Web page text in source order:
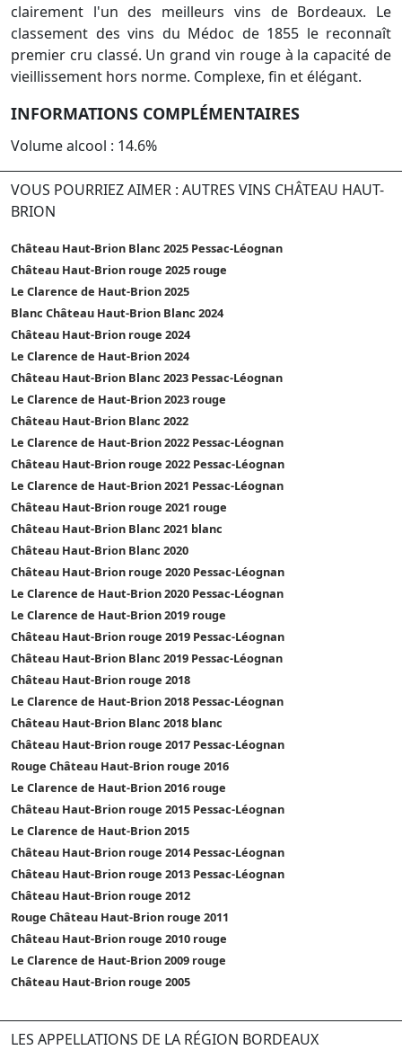
clairement l'un des meilleurs vins de Bordeaux. Le
classement des vins du Médoc de 1855 le reconnaît
premier cru classé. Un grand vin rouge à la capacité de
vieillissement hors norme. Complexe, fin et élégant.
INFORMATIONS COMPLÉMENTAIRES
Volume alcool : 14.6%
VOUS POURRIEZ AIMER : AUTRES VINS CHÂTEAU HAUT-
BRION
Château Haut-Brion Blanc 2025 Pessac-Léognan
Château Haut-Brion rouge 2025 rouge
Le Clarence de Haut-Brion 2025
Blanc Château Haut-Brion Blanc 2024
Château Haut-Brion rouge 2024
Le Clarence de Haut-Brion 2024
Château Haut-Brion Blanc 2023 Pessac-Léognan
Le Clarence de Haut-Brion 2023 rouge
Château Haut-Brion Blanc 2022
Le Clarence de Haut-Brion 2022 Pessac-Léognan
Château Haut-Brion rouge 2022 Pessac-Léognan
Le Clarence de Haut-Brion 2021 Pessac-Léognan
Château Haut-Brion rouge 2021 rouge
Château Haut-Brion Blanc 2021 blanc
Château Haut-Brion Blanc 2020
Château Haut-Brion rouge 2020 Pessac-Léognan
Le Clarence de Haut-Brion 2020 Pessac-Léognan
Le Clarence de Haut-Brion 2019 rouge
Château Haut-Brion rouge 2019 Pessac-Léognan
Château Haut-Brion Blanc 2019 Pessac-Léognan
Château Haut-Brion rouge 2018
Le Clarence de Haut-Brion 2018 Pessac-Léognan
Château Haut-Brion Blanc 2018 blanc
Château Haut-Brion rouge 2017 Pessac-Léognan
Rouge Château Haut-Brion rouge 2016
Le Clarence de Haut-Brion 2016 rouge
Château Haut-Brion rouge 2015 Pessac-Léognan
Le Clarence de Haut-Brion 2015
Château Haut-Brion rouge 2014 Pessac-Léognan
Château Haut-Brion rouge 2013 Pessac-Léognan
Château Haut-Brion rouge 2012
Rouge Château Haut-Brion rouge 2011
Château Haut-Brion rouge 2010 rouge
Le Clarence de Haut-Brion 2009 rouge
Château Haut-Brion rouge 2005
LES APPELLATIONS DE LA RÉGION BORDEAUX